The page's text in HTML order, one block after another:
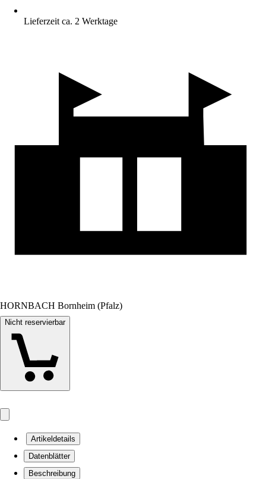
Lieferzeit ca. 2 Werktage
HORNBACH Bornheim (Pfalz)
Nicht reservierbar
Artikeldetails
Datenblätter
Beschreibung